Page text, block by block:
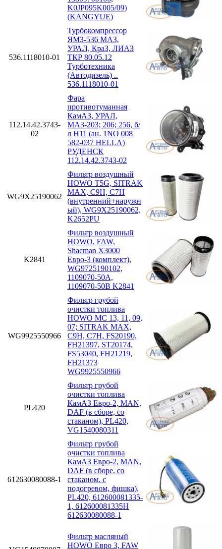
K0JP095K005/09)
(KANGYUE)
536.1118010-01
Турбокомпрессор
ЯМЗ-536 МАЗ,
УРАЛ, КраЗ, ЛИАЗ
ТКР 80.05.12
Турботехника
(Автодизель) ..
536.1118010-01
112.14.42.3743-
02
Фара
противотуманная
КамАЗ, УРАЛ,
МАЗ-203; 206; 256, б/
л H11 (ан. 1NO 008
582-037 HELLA)
РУДЕНСК
112.14.42.3743-02
WG9X25190062
Фильтр воздушный
HOWO T5G, SITRAK
MAX, C9H, C7H
(внутренний+наружн
ый), WG9X25190062,
K2652PU
K2841
Фильтр воздушный
HOWO, FAW,
Shacman X3000
Евро-3 (комплект),
WG9725190102,
1109070-50A,
1109070-50B K2841
WG9925550966
Фильтр грубой
очистки топлива
HOWO MC 13, 11, 09,
07; SITRAK MAX,
C9H, C7H, FS20190,
FH21397, ST20174,
FS53040, FH21219,
FH21373
WG9925550966
PL420
Фильтр грубой
очистки топлива
КамАЗ Евро-2, MAN,
DAF (в сборе, со
стаканом), PL420,
VG1540080311
612630080088-1
Фильтр грубой
очистки топлива
КамАЗ Евро-2, MAN,
DAF (в сборе, со
стаканом. с
подогревом, фишка),
PL420, 612600081335-
1, 612600081335H
612630080088-1
Фильтр масляный
HOWO Евро 3, FAW